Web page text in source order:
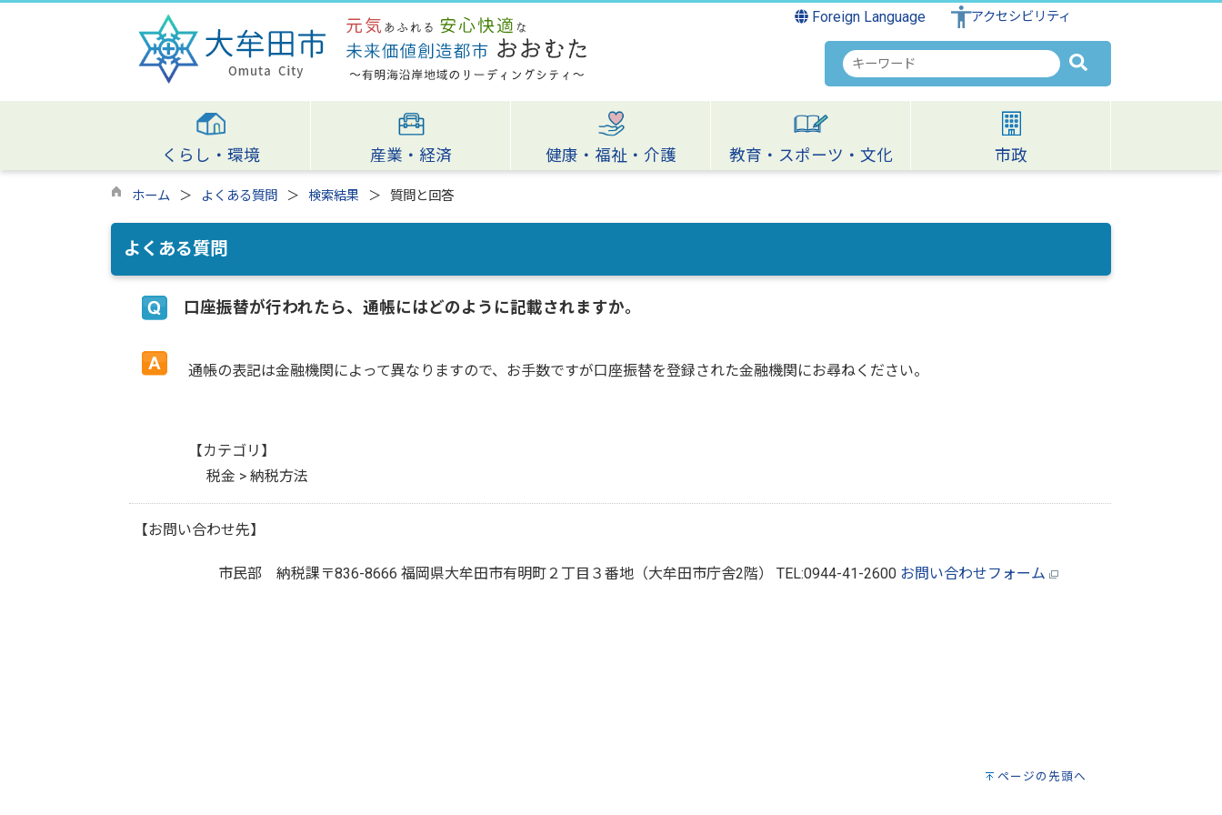
Foreign Language アクセシビリティ
検
索
キ
ワ
ー
くらし・環境 産業・経済 健康・福祉・介護 教育・スポーツ・文化 市政
ホーム よくある質問 検索結果 質問と回答
よくある質問
口座振替が行われたら、通帳にはどのように記載されますか。
通帳の表記は金融機関によって異なりますので、お手数ですが口座振替を登録された金融機関にお尋ねください。
【カテゴリ】
税金 > 納税方法
【お問い合わせ先】
市民部 納税課 〒836-8666 福岡県大牟田市有明町２丁目３番地（大牟田市庁舎2階） TEL:0944-41-2600 お問い合わせフォーム
ページの先頭へ